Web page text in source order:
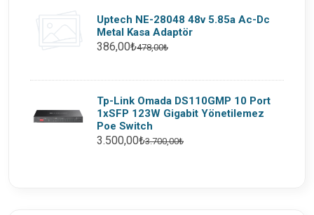
Uptech NE-28048 48v 5.85a Ac-Dc
Metal Kasa Adaptör
386,00₺478,00₺
Tp-Link Omada DS110GMP 10 Port
1xSFP 123W Gigabit Yönetilemez
Poe Switch
3.500,00₺3.700,00₺